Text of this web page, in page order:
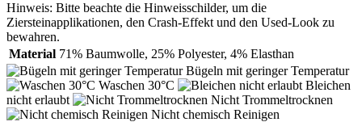
Hinweis: Bitte beachte die Hinweisschilder, um die
Ziersteinapplikationen, den Crash-Effekt und den Used-Look zu
bewahren.
Material 71% Baumwolle, 25% Polyester, 4% Elasthan
Bügeln mit geringer Temperatur
Waschen 30°C
Bleichen
nicht erlaubt
Nicht Trommeltrocknen
Nicht chemisch Reinigen